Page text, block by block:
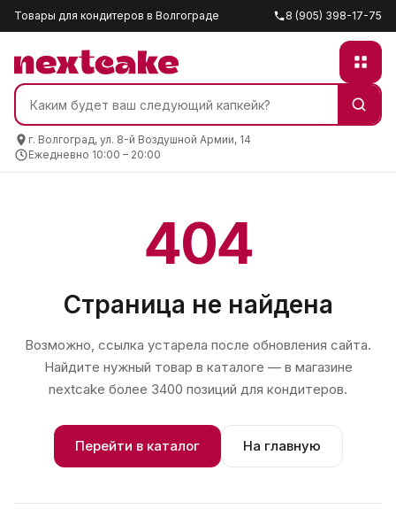
Товары для кондитеров в Волгограде 8 (905) 398-17-75
г. Волгоград, ул. 8-й Воздушной Армии, 14
Ежедневно 10:00 – 20:00
404
Страница не найдена
Возможно, ссылка устарела после обновления сайта.
Найдите нужный товар в каталоге — в магазине
nextcake более 3400 позиций для кондитеров.
Перейти в каталог На главную